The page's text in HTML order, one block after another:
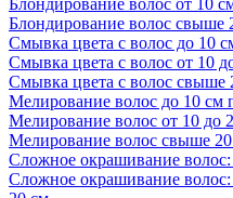
Блондирование волос от 10
Блондирование волос свыше
Смывка цвета с волос до 10
Смывка цвета с волос от 10
Смывка цвета с волос свыше
Мелирование волос до 10 см
Мелирование волос от 10 до
Мелирование волос свыше
Сложное окрашивание
Сложное окрашивание